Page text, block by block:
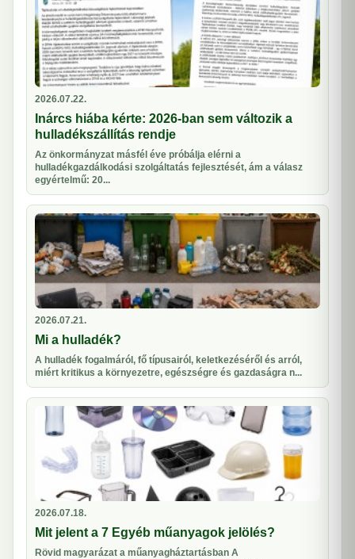
2026.07.22.
Inárcs hiába kérte: 2026-ban sem változik a
hulladékszállítás rendje
Az önkormányzat másfél éve próbálja elérni a
hulladékgazdálkodási szolgáltatás fejlesztését, ám a válasz
egyértelmű: 20...
2026.07.21.
Mi a hulladék?
A hulladék fogalmáról, fő típusairól, keletkezéséről és arról,
miért kritikus a környezetre, egészségre és gazdaságra n...
2026.07.18.
Mit jelent a 7 Egyéb műanyagok jelölés?
Rövid magyarázat a műanyagháztartásban A